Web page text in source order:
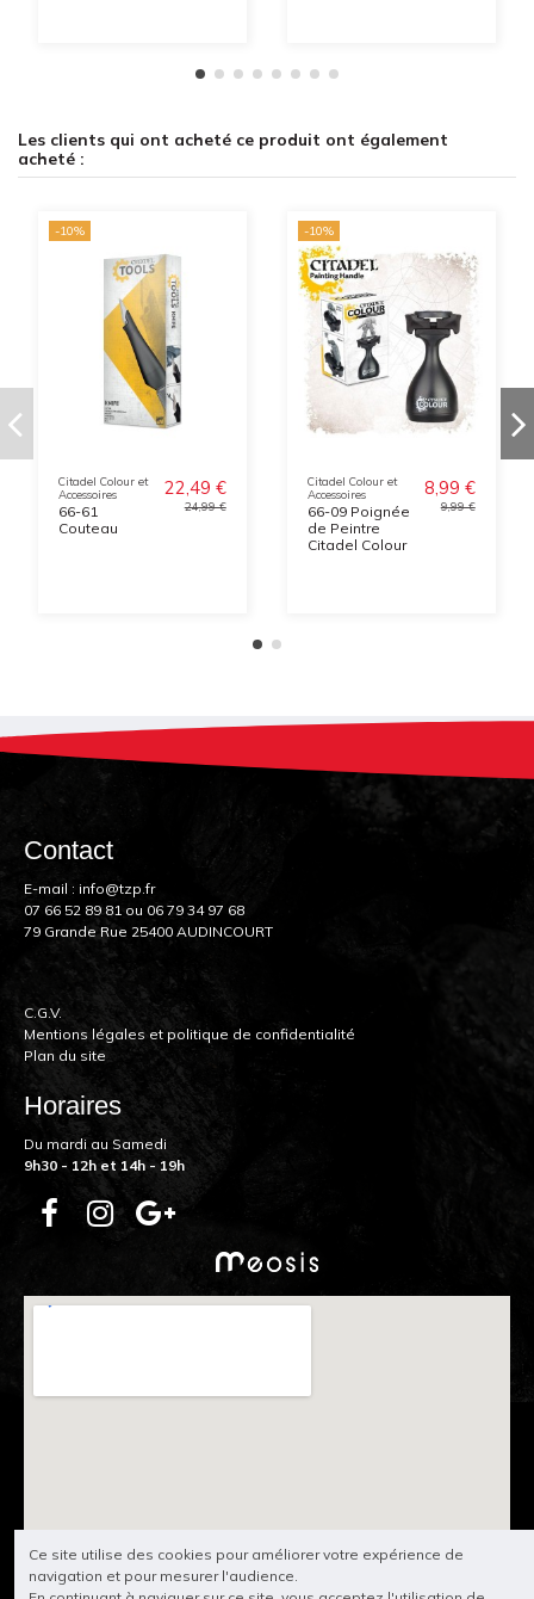
Les clients qui ont acheté ce produit ont également
acheté :
-10%
Citadel Colour et
Accessoires
66-61
Couteau
22,49 €
24,99 €
-10%
Citadel Colour et
Accessoires
66-09 Poignée
de Peintre
Citadel Colour
8,99 €
9,99 €
Contact
E-mail : info@tzp.fr
07 66 52 89 81 ou 06 79 34 97 68
79 Grande Rue 25400 AUDINCOURT
C.G.V.
Mentions légales et politique de confidentialité
Plan du site
Horaires
Du mardi au Samedi
9h30 - 12h et 14h - 19h
Ce site utilise des cookies pour améliorer votre expérience de
navigation et pour mesurer l'audience.